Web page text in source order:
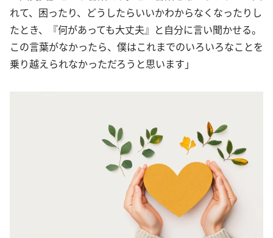
れて、困ったり、どうしたらいいかわからなくなったりし
たとき、『何があっても大丈夫』と自分に言い聞かせる。
この言葉がなかったら、僕はこれまでのいろいろなことを
乗り越えられなかっただろうと思います」